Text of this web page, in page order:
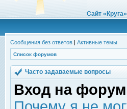
Сайт «Круга»
Сообщения без ответов | Активные темы
Список форумов
Часто задаваемые вопросы
Вход на форум